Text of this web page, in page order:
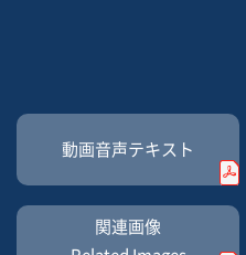
動画音声テキスト
関連画像